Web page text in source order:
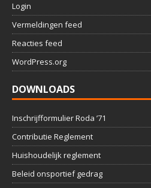
Login
Vermeldingen feed
Reacties feed
WordPress.org
DOWNLOADS
Inschrijfformulier Roda ’71
Contributie Reglement
Huishoudelijk reglement
Beleid onsportief gedrag